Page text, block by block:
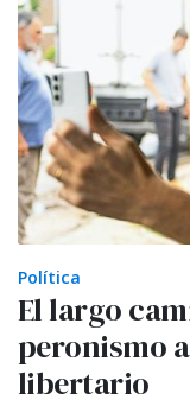
Política
El largo
peronismo
libertario